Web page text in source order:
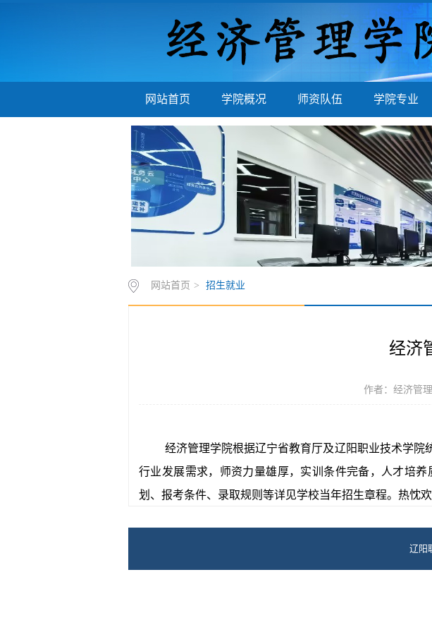
网站首页 学院概况 师资队伍 学院专业
网站首页 > 招生就业
经济
作者：经济管
经济管理学院根据辽宁省教育厅及辽阳职业技术学
行业发展需求，师资力量雄厚，实训条件完备，人才培
划、报考条件、录取规则等详见学校当年招生章程。热忱
辽阳